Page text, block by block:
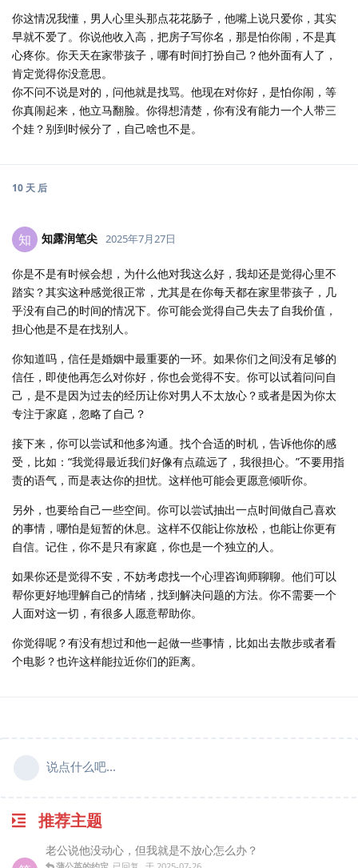
你这情况我懂，男人心里头那点花花肠子，他嘴上说只爱你，其实
早就不爱了。你说他收入高，把房子写你名，那是怕你闹，不是真
心疼你。你天天在家带孩子，哪有时间打扮自己？他外面有人了，
肯定觉得你没意思。
你不问不说是对的，问他就是找骂。他现在对你好，是怕你闹，等
你真闹起来，他立马翻脸。你得想清楚，你有没有能力一个人带三
个娃？别到时候分了，自己啥也不是。
10 天 后
知 知露润笔尖 2025年7月27日
你是不是有时候会想，为什么他对我这么好，我却还是觉得心里不
踏实？其实这种感觉很正常，尤其是在你每天都在家里带孩子，几
乎没有自己的时间的情况下。你可能会觉得自己失去了自我价值，
担心他是不是在找别人。
你知道吗，信任是婚姻中最重要的一环。如果你们之间没有足够的
信任，即使他再怎么对你好，你也会觉得不安。你可以试着问问自
己，是不是因为过去的经历让你对男人不太放心？或者是因为你太
专注于家庭，忽略了自己？
接下来，你可以尝试和他多沟通。找个合适的时机，告诉他你的感
受，比如：“我觉得最近我们好像有点疏远了，我很担心。”不要用指
责的语气，而是表达你的担忧。这样他可能会更愿意倾听你。
另外，也要给自己一些空间。你可以尝试抽出一点时间做自己喜欢
的事情，哪怕是短暂的休息。这样不仅能让你放松，也能让你更有
自信。记住，你不是只有家庭，你也是一个独立的人。
如果你还是觉得不安，不妨考虑找一个心理咨询师聊聊。他们可以
帮你更好地理解自己的情绪，找到解决问题的方法。你不需要一个
人面对这一切，有很多人愿意帮助你。
你觉得呢？有没有想过和他一起做一些事情，比如出去散步或者看
个电影？也许这样能拉近你们的距离。
说点什么吧...
推荐主题
老公说他没动心，但我就是不放心怎么办？